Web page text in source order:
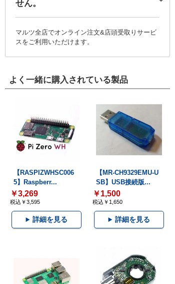
せん。
マルツ全店でオンライン注文&店頭受取りサービ
スをご利用いただけます。
よく一緒に購入されている製品
【RASPIZWHSC006
5】Raspberr...
￥3,269
税込￥3,595
詳細を見る
【MR-CH9329EMU-U
SB】USB接続版...
￥1,500
税込￥1,650
詳細を見る